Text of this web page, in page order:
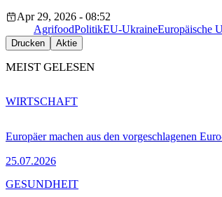
Apr 29, 2026 - 08:52
AgrifoodPolitikEU-UkraineEuropäische
Drucken Aktie
MEIST GELESEN
Europäer machen aus den vorgeschlagenen
25.07.2026
WIRTSCHAFT
GESUNDHEIT